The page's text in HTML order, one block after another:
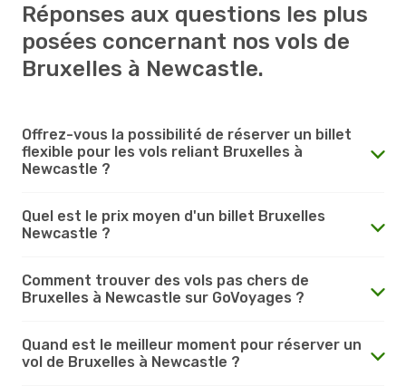
Réponses aux questions les plus
posées concernant nos vols de
Bruxelles à Newcastle.
Offrez-vous la possibilité de réserver un billet
flexible pour les vols reliant Bruxelles à
Newcastle ?
Quel est le prix moyen d'un billet Bruxelles
Newcastle ?
Comment trouver des vols pas chers de
Bruxelles à Newcastle sur GoVoyages ?
Quand est le meilleur moment pour réserver un
vol de Bruxelles à Newcastle ?